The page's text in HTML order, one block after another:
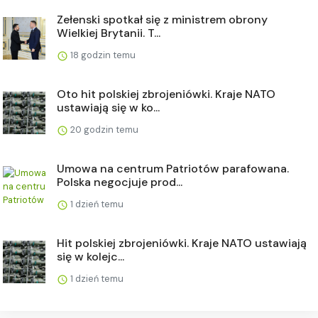
Zełenski spotkał się z ministrem obrony
Wielkiej Brytanii. T...
18 godzin temu
Oto hit polskiej zbrojeniówki. Kraje NATO
ustawiają się w ko...
20 godzin temu
Umowa na centrum Patriotów parafowana.
Polska negocjuje prod...
1 dzień temu
Hit polskiej zbrojeniówki. Kraje NATO ustawiają
się w kolejc...
1 dzień temu